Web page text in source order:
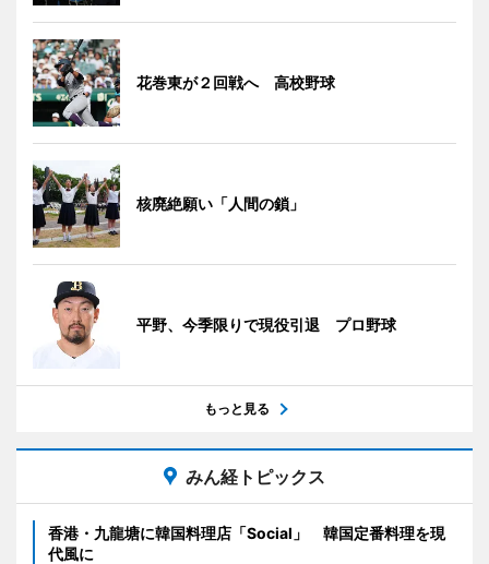
花巻東が２回戦へ 高校野球
核廃絶願い「人間の鎖」
平野、今季限りで現役引退 プロ野球
もっと見る
みん経トピックス
香港・九龍塘に韓国料理店「Social」 韓国定番料理を現
代風に